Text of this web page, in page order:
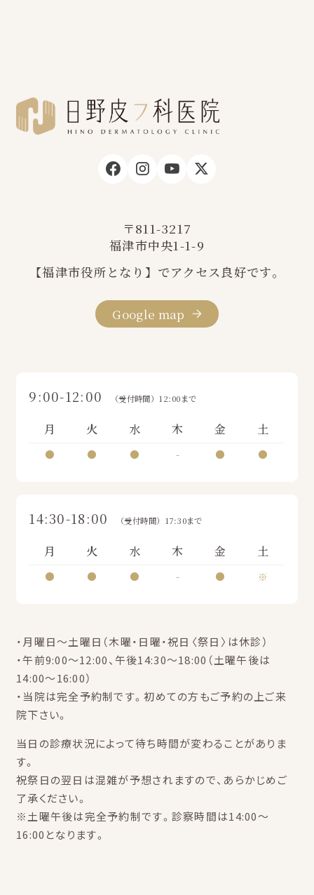
〒811-3217
福津市中央1-1-9
【福津市役所となり】でアクセス良好です。
Google map
9:00-12:00 （受付時間）12:00まで
月 火 水 木 金 土
● ● ● - ● ●
14:30-18:00 （受付時間）17:30まで
月 火 水 木 金 土
● ● ● - ● ※
・月曜日～土曜日（木曜・日曜・祝日〈祭日〉は休診）
・午前9:00～12:00、午後14:30～18:00（土曜午後は
14:00～16:00）
・当院は完全予約制です。初めての方もご予約の上ご来
院下さい。
当日の診療状況によって待ち時間が変わることがありま
す。
祝祭日の翌日は混雑が予想されますので、あらかじめご
了承ください。
※土曜午後は完全予約制です。診察時間は14:00～
16:00となります。